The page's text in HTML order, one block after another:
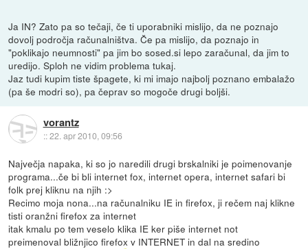
Ja IN? Zato pa so tečaji, če ti uporabniki mislijo, da ne poznajo
dovolj področja računalništva. Če pa mislijo, da poznajo in
"poklikajo neumnosti" pa jim bo sosed.si lepo zaračunal, da jim to
uredijo. Sploh ne vidim problema tukaj.
Jaz tudi kupim tiste špagete, ki mi imajo najbolj poznano embalažo
(pa še modri so), pa čeprav so mogoče drugi boljši.
vorantz
::22. apr 2010, 09:56
Največja napaka, ki so jo naredili drugi brskalniki je poimenovanje
programa...če bi bli internet fox, internet opera, internet safari bi
folk prej kliknu na njih :>
Recimo moja nona...na računalniku IE in firefox, ji rečem naj klikne
tisti oranžni firefox za internet
itak kmalu po tem veselo klika IE ker piše internet not
preimenoval bližnjico firefox v INTERNET in dal na sredino